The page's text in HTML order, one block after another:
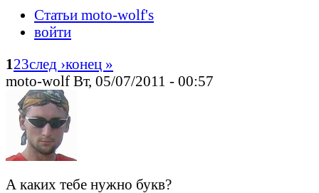
Статьи moto-wolf's
войти
123след ›конец »
moto-wolf Вт, 05/07/2011 - 00:57
А каких тебе нужно букв?